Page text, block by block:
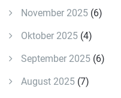
November 2025 (6)
Oktober 2025 (4)
September 2025 (6)
August 2025 (7)